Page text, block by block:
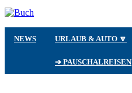
NEWS URLAUB & AUTO 🔽
➔ PAUSCHALREISEN